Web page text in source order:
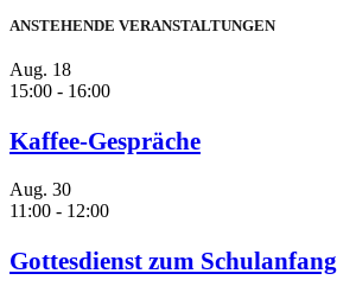
ANSTEHENDE VERANSTALTUNGEN
Aug. 18
15:00 - 16:00
Kaffee-Gespräche
Aug. 30
11:00 - 12:00
Gottesdienst zum Schulanfang